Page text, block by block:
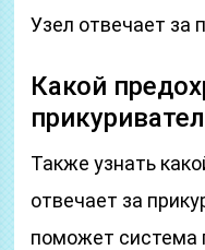
Узел отвечает за
Какой
Также узнать
отвечает за
поможет система